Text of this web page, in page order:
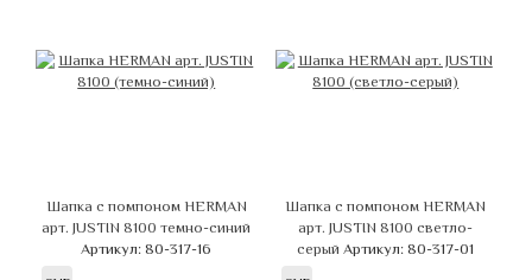
Шапка с помпоном HERMAN
арт. JUSTIN 8100 темно-синий
Артикул: 80-317-16
Шапка с помпоном HERMAN
арт. JUSTIN 8100 светло-
серыйАртикул: 80-317-01